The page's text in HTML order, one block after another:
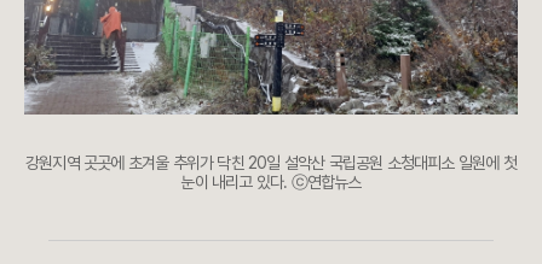
강원지역 곳곳에 초겨울 추위가 닥친 20일 설악산 국립공원 소청대피소 일원에 첫
눈이 내리고 있다. ⓒ연합뉴스